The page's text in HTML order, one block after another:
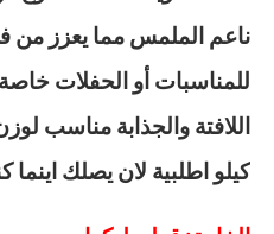
ناعم الملمس مما يعزز من
للمناسبات أو الحفلات
كيلو اطلبية لان يصلك اينما